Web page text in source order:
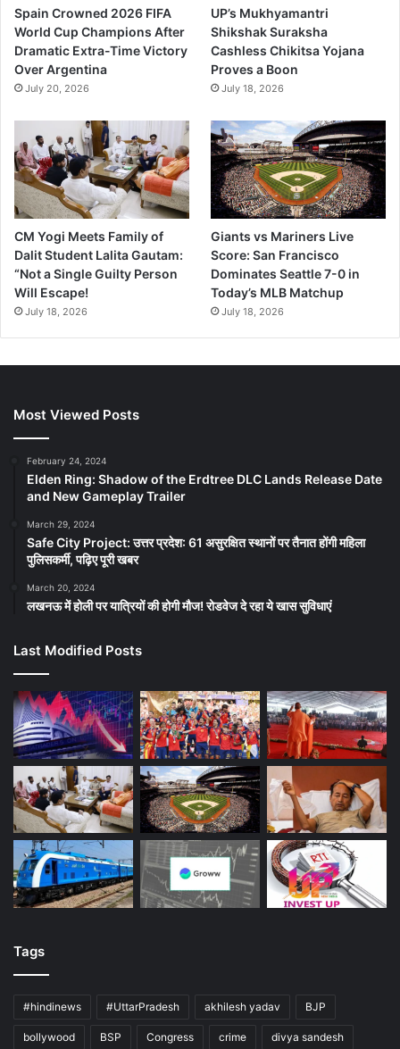
Spain Crowned 2026 FIFA
World Cup Champions After
Dramatic Extra-Time Victory
Over Argentina
July 20, 2026
UP’s Mukhyamantri
Shikshak Suraksha
Cashless Chikitsa Yojana
Proves a Boon
July 18, 2026
CM Yogi Meets Family of
Dalit Student Lalita Gautam:
“Not a Single Guilty Person
Will Escape!
July 18, 2026
Giants vs Mariners Live
Score: San Francisco
Dominates Seattle 7-0 in
Today’s MLB Matchup
July 18, 2026
Most Viewed Posts
February 24, 2024
Elden Ring: Shadow of the Erdtree DLC Lands Release Date
and New Gameplay Trailer
March 29, 2024
Safe City Project: उत्तर प्रदेश: 61 असुरक्षित स्थानों पर तैनात होंगी महिला
पुलिसकर्मी, पढ़िए पूरी खबर
March 20, 2024
लखनऊ में होली पर यात्रियों की होगी मौज! रोडवेज दे रहा ये खास सुविधाएं
Last Modified Posts
Tags
#hindinews #UttarPradesh akhilesh yadav BJP
bollywood BSP Congress crime divya sandesh